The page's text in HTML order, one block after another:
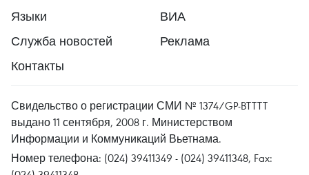
Языки
ВИА
Служба новостей
Реклама
Контакты
Свидельство о регистрации СМИ № 1374/GP-BTTTT
выдано 11 сентября, 2008 г. Министерством
Информации и Коммуникаций Вьетнама.
Номер телефона: (024) 39411349 - (024) 39411348, Fax: